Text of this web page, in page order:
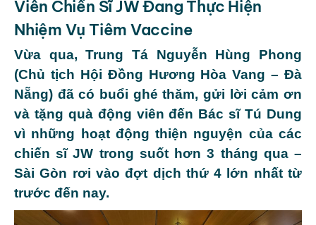
Viên Chiến Sĩ JW Đang Thực Hiện
Nhiệm Vụ Tiêm Vaccine
Vừa qua, Trung Tá Nguyễn Hùng Phong
(Chủ tịch Hội Đồng Hương Hòa Vang – Đà
Nẵng) đã có buổi ghé thăm, gửi lời cảm ơn
và tặng quà động viên đến Bác sĩ Tú Dung
vì những hoạt động thiện nguyện của các
chiến sĩ JW trong suốt hơn 3 tháng qua –
Sài Gòn rơi vào đợt dịch thứ 4 lớn nhất từ
trước đến nay.